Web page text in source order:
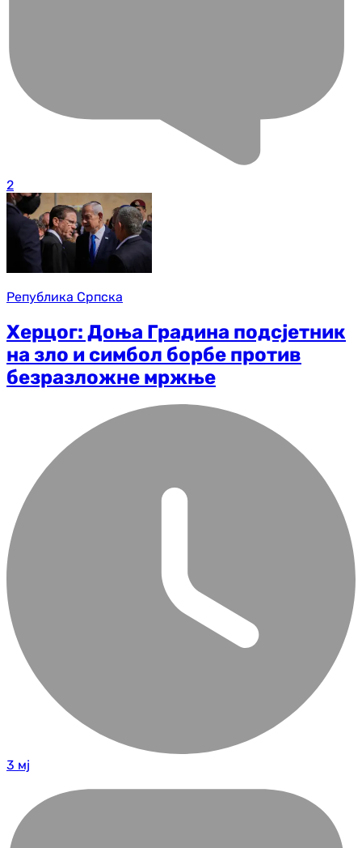
2
Република Српска
Херцог: Доња Градина подсјетник
на зло и симбол борбе против
безразложне мржње
3 мј